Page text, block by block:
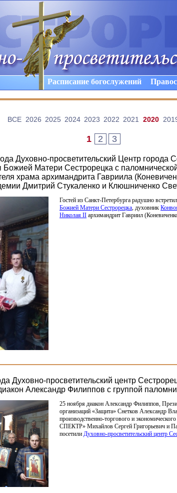
Расписание богослужений
ВCE 2026 2025 2024 2023 2022 2021 2020
1 2 3
Духовно-просветительский Центр города
Божией Матери Сестрорецка с
храма архимандрита Гавриила
Дмитрий Стукаленко и Клюшниченко
Гостей из Санкт-Петербурга радушно
Божией Матери Сестрорецка, духовник
Николая II архимандрит Гавриил
Духовно-просветительский центр
Александр Филиппов с группой
25 ноября диакон Александр Филиппов,
организаций «Защита» Снетков Александр
производственно-торгового и экономического
СПЕКТР» Михайлов Сергей Григорьевич и
посетили Духовно-просветительский центр